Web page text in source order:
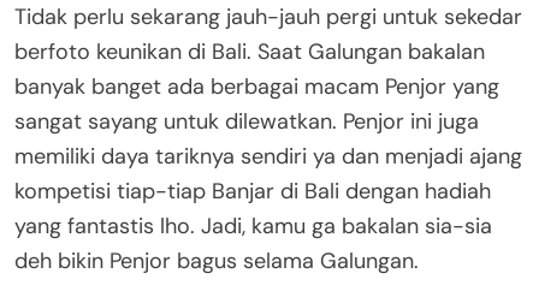
Tidak perlu sekarang jauh-jauh pergi untuk sekedar
berfoto keunikan di Bali. Saat Galungan bakalan
banyak banget ada berbagai macam Penjor yang
sangat sayang untuk dilewatkan. Penjor ini juga
memiliki daya tariknya sendiri ya dan menjadi ajang
kompetisi tiap-tiap Banjar di Bali dengan hadiah
yang fantastis lho. Jadi, kamu ga bakalan sia-sia
deh bikin Penjor bagus selama Galungan.